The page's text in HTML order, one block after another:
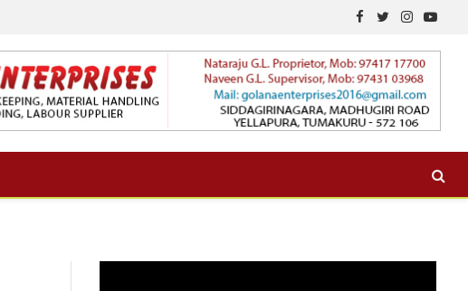
Facebook
TwitterInstagram